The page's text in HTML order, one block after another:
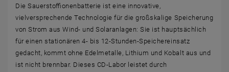
Die Sauerstoffionenbatterie ist eine innovative,
vielversprechende Technologie für die großskalige Speicherung
von Strom aus Wind- und Solaranlagen: Sie ist hauptsächlich
für einen stationären 4- bis 12-Stunden-Speichereinsatz
gedacht, kommt ohne Edelmetalle, Lithium und Kobalt aus und
ist nicht brennbar. Dieses CD-Labor leistet durch